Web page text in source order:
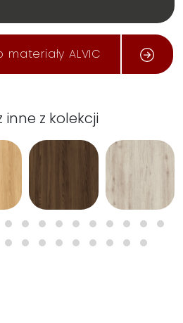
ALVIC
inne z kolekcji